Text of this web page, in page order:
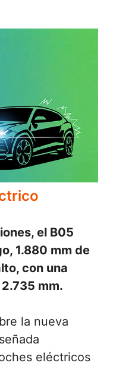
el B05
1.880 mm de
con una
mm.
la nueva
eléctricos